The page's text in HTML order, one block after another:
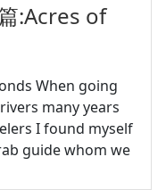
:Acres of
When going
many years
I found myself
guide whom we